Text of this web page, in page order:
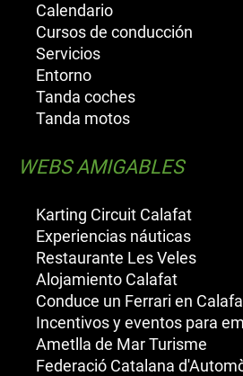
Calendario
Cursos de conducción
Servicios
Entorno
Tanda coches
Tanda motos
WEBS AMIGABLES
Karting Circuit Calafat
Experiencias náuticas
Restaurante Les Veles
Alojamiento Calafat
Conduce un Ferrari en
Incentivos y eventos para
Ametlla de Mar Turisme
Federació Catalana